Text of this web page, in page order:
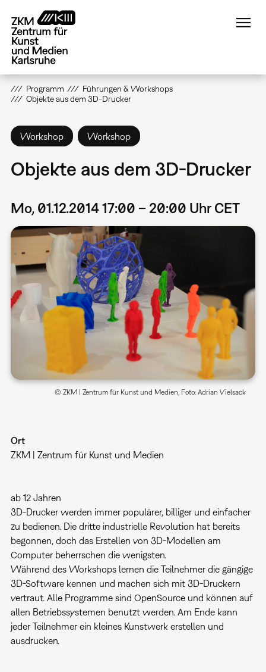
zum
Inhalt
Programm
Führungen & Workshops
Objekte aus dem 3D-Drucker
Workshop Workshop
Objekte aus dem 3D-Drucker
Mo, 01.12.2014 17:00 – 20:00 Uhr CET
© ZKM | Zentrum für Kunst und Medien, Foto: Adrian Vielsack
Ort
ZKM | Zentrum für Kunst und Medien
ab 12 Jahren
3D-Drucker werden immer populärer, billiger und einfacher
zu bedienen. Die dritte industrielle Revolution hat bereits
begonnen, doch das Erstellen von 3D-Modellen am
Computer beherrschen die wenigsten.
Während des Workshops lernen die Teilnehmer die gängige
3D-Software kennen und machen sich mit 3D-Druckern
vertraut. Alle Programme sind OpenSource und können auf
allen Betriebssystemen benutzt werden. Am Ende kann
jeder Teilnehmer ein kleines Kunstwerk erstellen und
ausdrucken.